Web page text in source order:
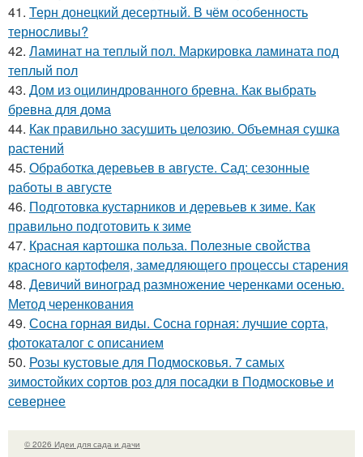
41. Терн донецкий десертный. В чём особенность
терносливы?
42. Ламинат на теплый пол. Маркировка ламината под
теплый пол
43. Дом из оцилиндрованного бревна. Как выбрать
бревна для дома
44. Как правильно засушить целозию. Объемная сушка
растений
45. Обработка деревьев в августе. Сад: сезонные
работы в августе
46. Подготовка кустарников и деревьев к зиме. Как
правильно подготовить к зиме
47. Красная картошка польза. Полезные свойства
красного картофеля, замедляющего процессы старения
48. Девичий виноград размножение черенками осенью.
Метод черенкования
49. Сосна горная виды. Сосна горная: лучшие сорта,
фотокаталог с описанием
50. Розы кустовые для Подмосковья. 7 самых
зимостойких сортов роз для посадки в Подмосковье и
севернее
© 2026 Идеи для сада и дачи